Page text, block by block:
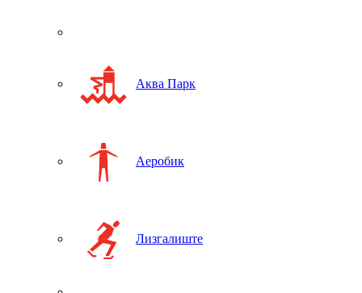
Аква Парк
Аеробик
Лизгалиште